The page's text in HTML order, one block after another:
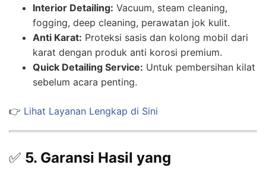
Interior Detailing: Vacuum, steam cleaning,
fogging, deep cleaning, perawatan jok kulit.
Anti Karat: Proteksi sasis dan kolong mobil dari
karat dengan produk anti korosi premium.
Quick Detailing Service: Untuk pembersihan kilat
sebelum acara penting.
👉 Lihat Layanan Lengkap di Sini
✅ 5. Garansi Hasil yang